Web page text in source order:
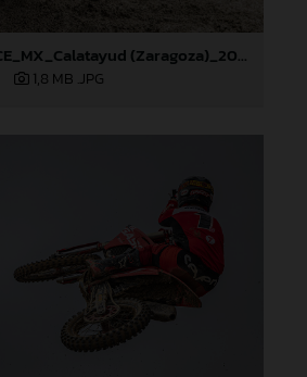
Gerard Congost_CE_MX_Calatayud (Zaragoza)_2024
1,8 MB .JPG